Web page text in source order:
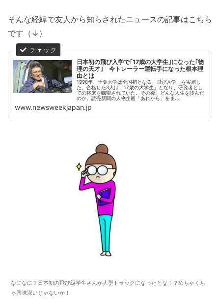
そんな経緯で友人から知らされたニュースの記事はこちら
です（↓）
日本初の飛び入学で｢17歳の大学生｣になった｢物
理の天才｣ 今トレーラー運転手になった根本理
由とは
1998年、千葉大学は全国初となる「飛び入学」を実施し
た。合格した3人は「17歳の大学生」となり、研究者とし
ての将来を嘱望されていた。その後、どんな人生を歩んだ
のか。読売新聞の人物企画「あれから」をま...
www.newsweekjapan.jp
なになに？日本初の飛び級学生さんが大型トラックになったとな！？めちゃくち
ゃ興味深いじゃないか！